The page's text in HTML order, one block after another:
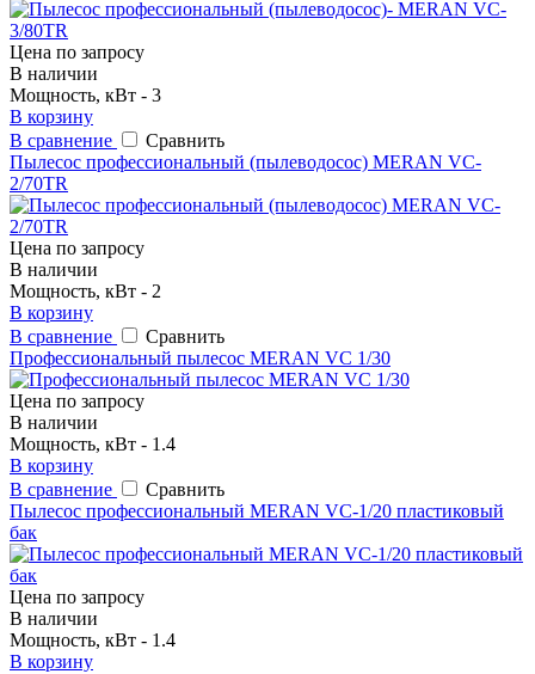
Цена по запросу
В наличии
Мощность, кВт - 3
В корзину
В сравнение
Сравнить
Пылесос профессиональный (пылеводосос) MERAN VC-
2/70TR
Цена по запросу
В наличии
Мощность, кВт - 2
В корзину
В сравнение
Сравнить
Профессиональный пылесос MERAN VC 1/30
Цена по запросу
В наличии
Мощность, кВт - 1.4
В корзину
В сравнение
Сравнить
Пылесос профессиональный MERAN VC-1/20 пластиковый
бак
Цена по запросу
В наличии
Мощность, кВт - 1.4
В корзину